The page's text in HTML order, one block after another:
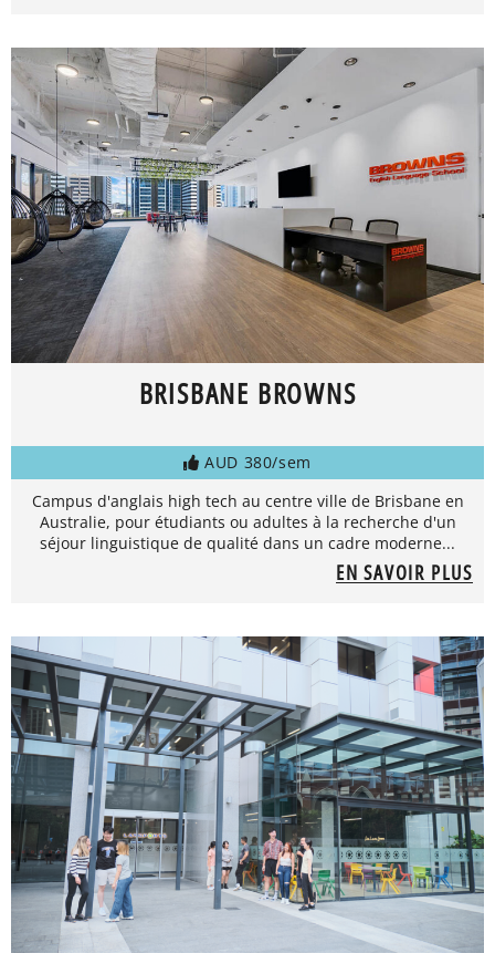
BRISBANE BROWNS
AUD 380/sem
Campus d'anglais high tech au centre ville de Brisbane en
Australie, pour étudiants ou adultes à la recherche d'un
séjour linguistique de qualité dans un cadre moderne...
EN SAVOIR PLUS